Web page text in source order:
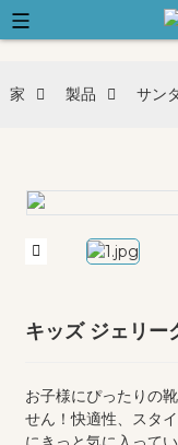
家 製品 サン
キッズ ジェリー
お子様にぴったりの
せん！快適性、スタ